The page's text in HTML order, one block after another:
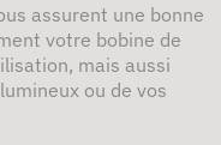
assurent une bonne
votre bobine de
mais aussi
ou de vos